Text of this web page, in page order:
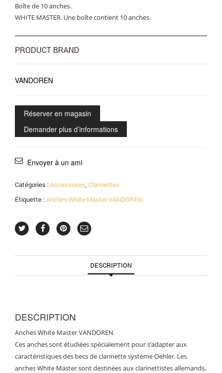
Boîte de 10 anches.
WHITE MASTER. Une boîte contient 10 anches.
PRODUCT BRAND
VANDOREN
Réserver en magasin
Demander plus d’informations
Envoyer à un ami
Catégories :Accessoires, Clarinettes
Étiquette :Anches White Master VANDOREN
DESCRIPTION
DESCRIPTION
Anches White Master VANDOREN
Ces anches sont étudiées spécialement pour s’adapter aux
caractéristiques des becs de clarinette système Oehler. Les
anches White Master sont destinées aux clarinettistes allemands.